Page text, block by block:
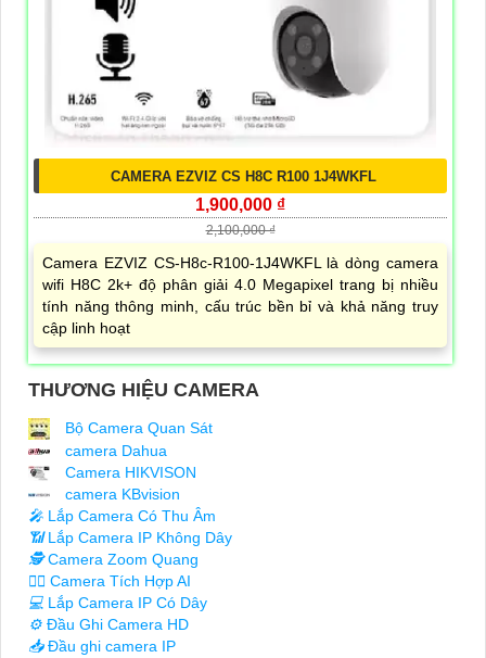
CAMERA EZVIZ CS H8C R100 1J4WKFL
1,900,000 ₫
2,100,000 ₫
Camera EZVIZ CS-H8c-R100-1J4WKFL là dòng camera
wifi H8C 2k+ độ phân giải 4.0 Megapixel trang bị nhiều
tính năng thông minh, cấu trúc bền bỉ và khả năng truy
cập linh hoạt
THƯƠNG HIỆU CAMERA
Bộ Camera Quan Sát
camera Dahua
Camera HIKVISON
camera KBvision
️🎤️ Lắp Camera Có Thu Âm
📶Lắp Camera IP Không Dây
🕵️Camera Zoom Quang
🧛‍♀️ Camera Tích Hợp AI
💻 Lắp Camera IP Có Dây
⚙️ Đầu Ghi Camera HD
📥Đầu ghi camera IP